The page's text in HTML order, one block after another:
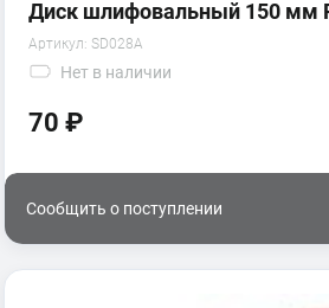
Диск шлифовальный 150 мм
Артикул: SD028A
Нет в наличии
70 ₽
Сообщить о поступлении